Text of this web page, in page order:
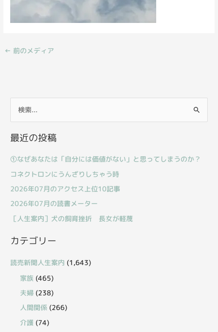
← 前のメディア
索
対
:
最近の投稿
①なぜあなたは「自分には価値がない」と思ってしまうのか？
コネクトロンにうんざりしちゃう時
2026年07月のアクセス上位10記事
2026年07月の読書メーター
［人生案内］犬の飼育挫折 長女が軽蔑
カテゴリー
読売新聞人生案内 (1,643)
家族 (465)
夫婦 (238)
人間関係 (266)
介護 (74)